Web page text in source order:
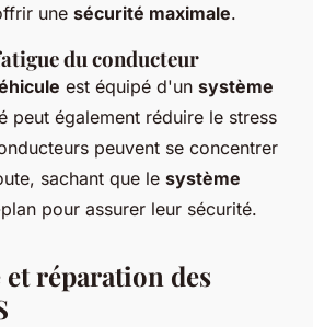
une sécurité maximale.
du conducteur
est équipé d'un système
peut également réduire le stress
peuvent se concentrer
sachant que le système
pour assurer leur sécurité.
réparation des